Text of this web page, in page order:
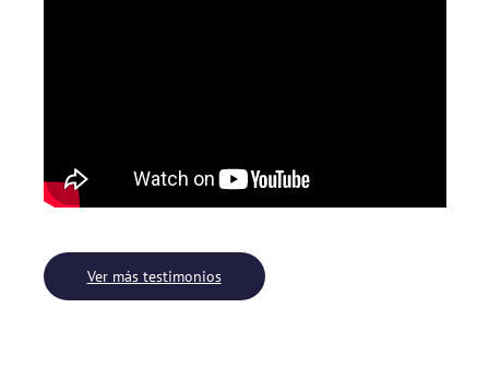
Ver más testimonios